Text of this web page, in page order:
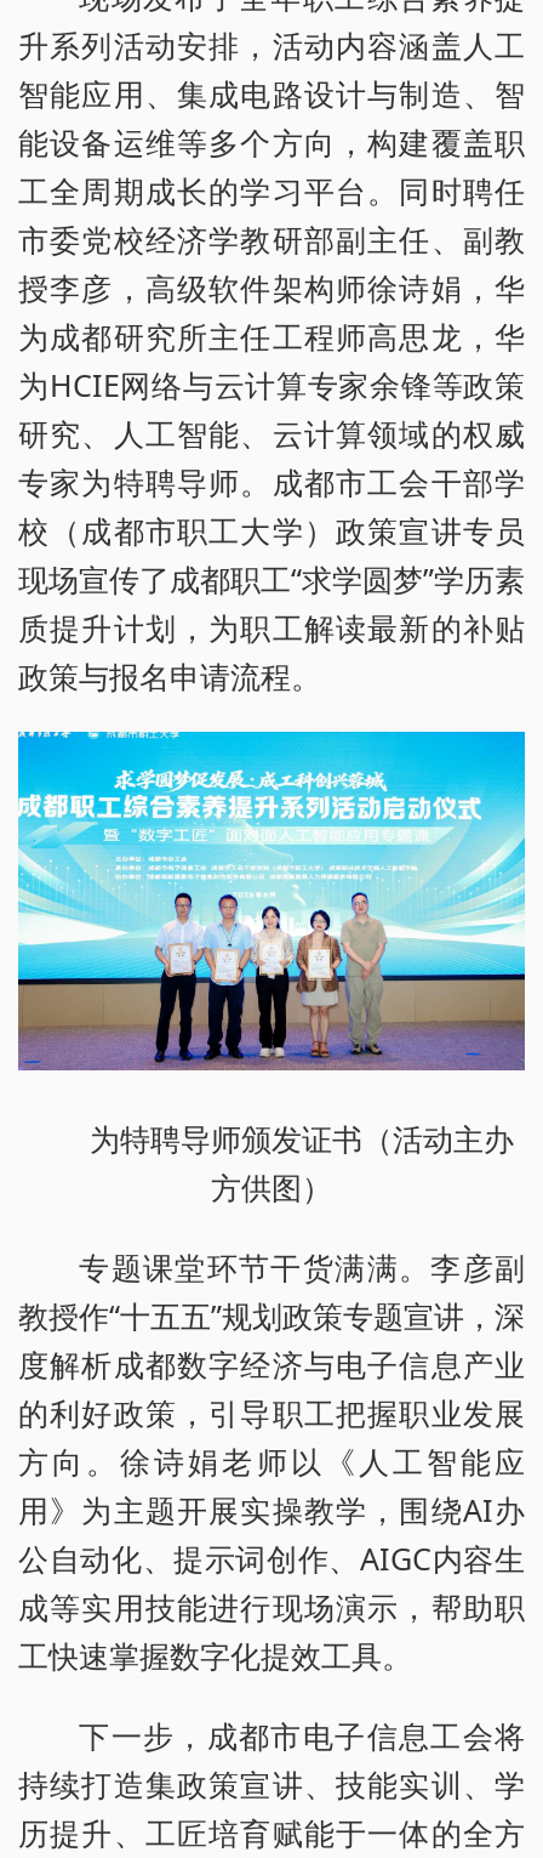
升系列活动安排，活动内容涵盖人工
智能应用、集成电路设计与制造、智
能设备运维等多个方向，构建覆盖职
工全周期成长的学习平台。同时聘任
市委党校经济学教研部副主任、副教
授李彦，高级软件架构师徐诗娟，华
为成都研究所主任工程师高思龙，华
为HCIE网络与云计算专家余锋等政策
研究、人工智能、云计算领域的权威
专家为特聘导师。成都市工会干部学
校（成都市职工大学）政策宣讲专员
现场宣传了成都职工“求学圆梦”学历素
质提升计划，为职工解读最新的补贴
政策与报名申请流程。
为特聘导师颁发证书（活动主办
方供图）
专题课堂环节干货满满。李彦副
教授作“十五五”规划政策专题宣讲，深
度解析成都数字经济与电子信息产业
的利好政策，引导职工把握职业发展
方向。徐诗娟老师以《人工智能应
用》为主题开展实操教学，围绕AI办
公自动化、提示词创作、AIGC内容生
成等实用技能进行现场演示，帮助职
工快速掌握数字化提效工具。
下一步，成都市电子信息工会将
持续打造集政策宣讲、技能实训、学
历提升、工匠培育赋能于一体的全方